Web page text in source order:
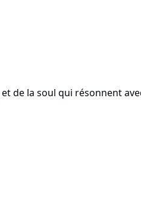
et de la soul qui résonnent